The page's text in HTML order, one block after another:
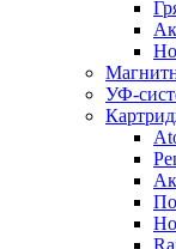
УФ-